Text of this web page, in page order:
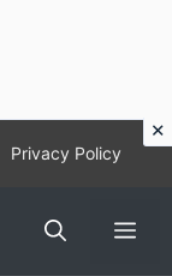
Privacy Policy